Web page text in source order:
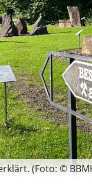
(Foto: ©